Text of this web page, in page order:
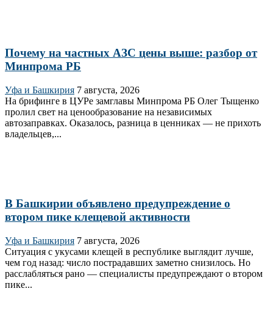
Почему на частных АЗС цены выше: разбор от
Минпрома РБ
Уфа и Башкирия 7 августа, 2026
На брифинге в ЦУРе замглавы Минпрома РБ Олег Тыщенко
пролил свет на ценообразование на независимых
автозаправках. Оказалось, разница в ценниках — не прихоть
владельцев,...
В Башкирии объявлено предупреждение о
втором пике клещевой активности
Уфа и Башкирия 7 августа, 2026
Ситуация с укусами клещей в республике выглядит лучше,
чем год назад: число пострадавших заметно снизилось. Но
расслабляться рано — специалисты предупреждают о втором
пике...